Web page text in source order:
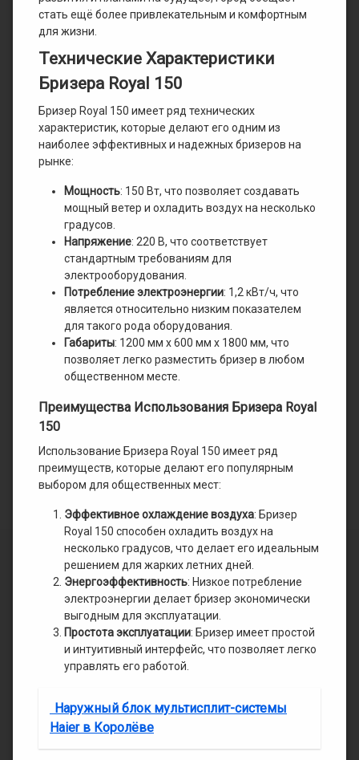
стать ещё более привлекательным и комфортным
для жизни.
Технические Характеристики
Бризера Royal 150
Бризер Royal 150 имеет ряд технических
характеристик, которые делают его одним из
наиболее эффективных и надежных бризеров на
рынке:
Мощность: 150 Вт, что позволяет создавать
мощный ветер и охладить воздух на несколько
градусов.
Напряжение: 220 В, что соответствует
стандартным требованиям для
электрооборудования.
Потребление электроэнергии: 1,2 кВт/ч, что
является относительно низким показателем
для такого рода оборудования.
Габариты: 1200 мм х 600 мм х 1800 мм, что
позволяет легко разместить бризер в любом
общественном месте.
Преимущества Использования Бризера Royal
150
Использование Бризера Royal 150 имеет ряд
преимуществ, которые делают его популярным
выбором для общественных мест:
Эффективное охлаждение воздуха: Бризер
Royal 150 способен охладить воздух на
несколько градусов, что делает его идеальным
решением для жарких летних дней.
Энергоэффективность: Низкое потребление
электроэнергии делает бризер экономически
выгодным для эксплуатации.
Простота эксплуатации: Бризер имеет простой
и интуитивный интерфейс, что позволяет легко
управлять его работой.
Наружный блок мультисплит-системы
Haier в Королёве